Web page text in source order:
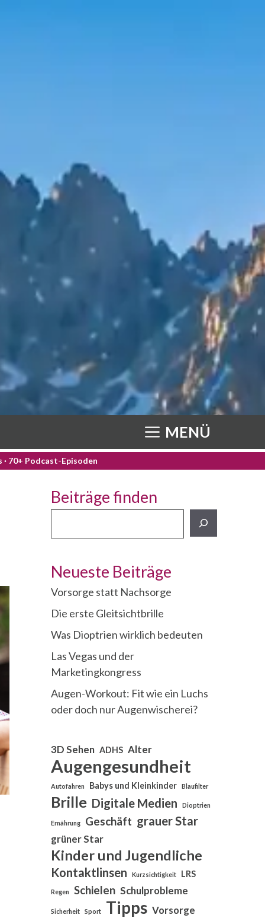
MENÜ
· 70+ Podcast-Episoden
Beiträge finden
Neueste Beiträge
Vorsorge statt Nachsorge
Die erste Gleitsichtbrille
Was Dioptrien wirklich bedeuten
Las Vegas und der
Marketingkongress
Augen-Workout: Fit wie ein Luchs
oder doch nur Augenwischerei?
3D Sehen ADHS Alter
Augengesundheit
Autofahren Babys und Kleinkinder Blaufilter
Brille Digitale Medien Dioptrien
Ernährung Geschäft grauer Star
grüner Star
Kinder und Jugendliche
Kontaktlinsen Kurzsichtigkeit LRS
Regen Schielen Schulprobleme
Sicherheit Sport Tipps Vorsorge